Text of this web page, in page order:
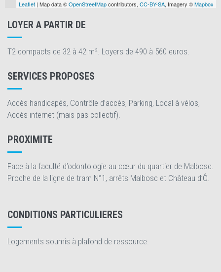
Leaflet | Map data ©OpenStreetMapcontributors, CC-BY-SA, Imagery ©Mapbox
LOYER A PARTIR DE
T2 compacts de 32 à 42 m². Loyers de 490 à 560 euros.
SERVICES PROPOSES
Accès handicapés, Contrôle d’accès, Parking, Local à vélos,
Accès internet (mais pas collectif).
PROXIMITE
Face à la faculté d’odontologie au cœur du quartier de Malbosc.
Proche de la ligne de tram N°1, arrêts Malbosc et Château d’Ô.
CONDITIONS PARTICULIERES
Logements soumis à plafond de ressource.